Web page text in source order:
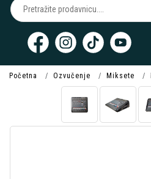
Početna Ozvučenje Miksete